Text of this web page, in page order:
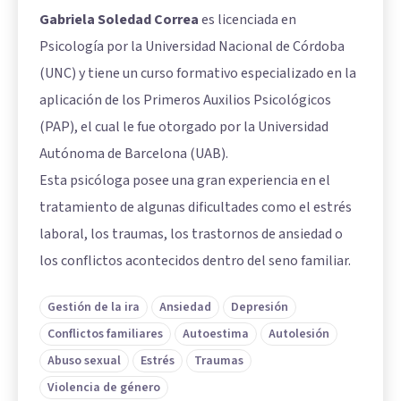
Gabriela Soledad Correaes licenciada en
Psicología por la Universidad Nacional de Córdoba
(UNC) y tiene un curso formativo especializado en la
aplicación de los Primeros Auxilios Psicológicos
(PAP), el cual le fue otorgado por la Universidad
Autónoma de Barcelona (UAB).
Esta psicóloga posee una gran experiencia en el
tratamiento de algunas dificultades como el estrés
laboral, los traumas, los trastornos de ansiedad o
los conflictos acontecidos dentro del seno familiar.
Gestión de la ira Ansiedad
Depresión
Conflictos familiares
Autoestima
Autolesión
Abuso sexual
Estrés
Traumas
Violencia de género